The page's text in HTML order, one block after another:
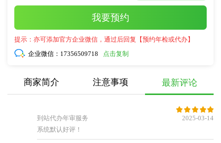
我要预约
提示：亦可添加官方企业微信，通过后回复【预约年检或代办】
企业微信： 17356509718 点击复制
商家简介 注意事项 最新评论
    
到站代办年审服务
2025-03-14
系统默认好评！